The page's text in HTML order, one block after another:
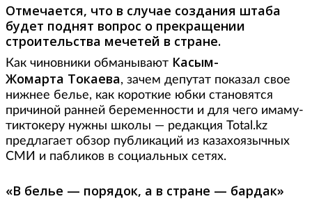
Отмечается, что в случае создания штаба
будет поднят вопрос о прекращении
строительства мечетей в стране.
Как чиновники обманывают Касым-
Жомарта Токаева, зачем депутат показал свое
нижнее белье, как короткие юбки становятся
причиной ранней беременности и для чего имаму-
тиктокеру нужны школы — редакция Total.kz
предлагает обзор публикаций из казахоязычных
СМИ и пабликов в социальных сетях.
«В белье — порядок, а в стране — бардак»